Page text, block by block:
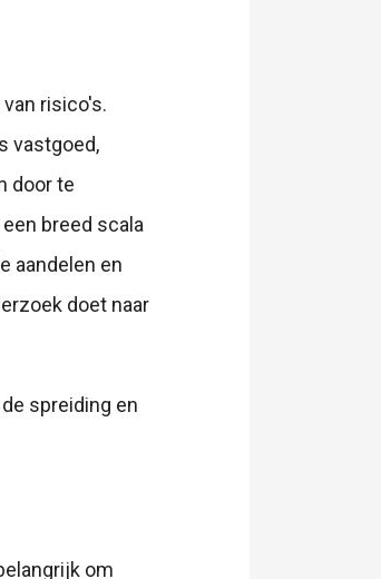
risico's.
vastgoed,
door te
breed scala
aandelen en
doet naar
spreiding en
om